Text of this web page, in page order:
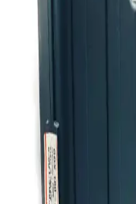
8BitDo Pro 3
Değiştirilebilir
8BitDo Pro 3,
joystick teknolojisiyle
deneyimi sunar. Batarya
hızı bazı kullanıcılar
Ugreen CAT6
ve Dayanıklılık
Ugreen CAT6 yassı